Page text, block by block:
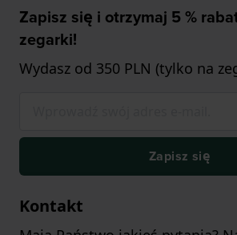
Zapisz się i otrzymaj 5 %
zegarki!
Wydasz od 350 PLN (tylko na
Zapisz się
Kontakt